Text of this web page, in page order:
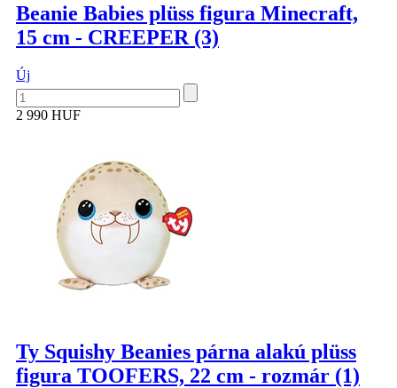
Beanie Babies plüss figura Minecraft,
15 cm - CREEPER (3)
Új
2 990 HUF
Ty Squishy Beanies párna alakú plüss
figura TOOFERS, 22 cm - rozmár (1)